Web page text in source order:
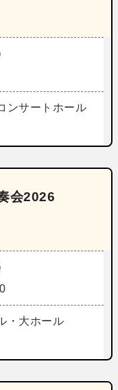
ンサートホール
会2026
・大ホール